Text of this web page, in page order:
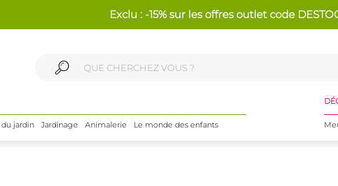
Exclu : -15% sur les offres outlet code
jardin Jardinage Animalerie Le monde des enfants